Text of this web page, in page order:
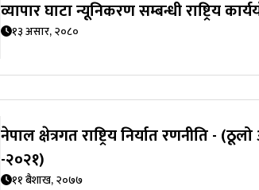
व्यापार घाटा न्यूनिकरण सम्बन्धी राष्ट्रिय
१३ असार, २०८०
नेपाल क्षेत्रगत राष्ट्रिय निर्यात रणनीति -
-२०२१)
११ बैशाख, २०७७